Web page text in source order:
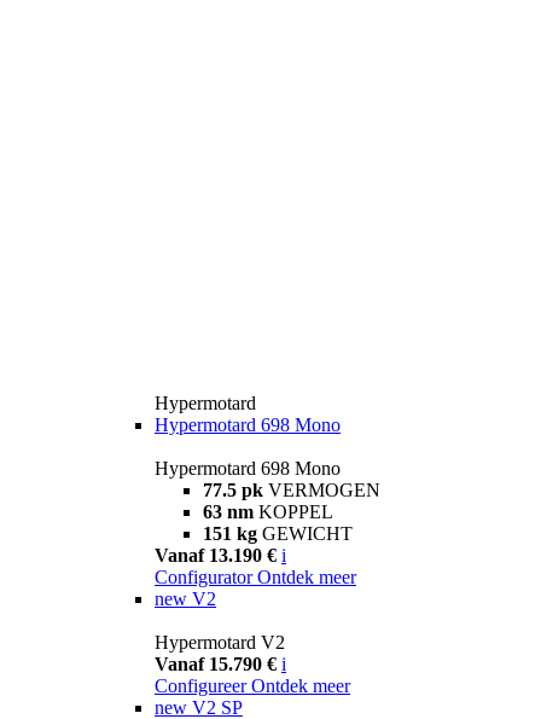
Hypermotard
Hypermotard 698 Mono
Hypermotard 698 Mono
77.5 pk VERMOGEN
63 nm KOPPEL
151 kg GEWICHT
Vanaf 13.190 € i
Configurator Ontdek meer
new V2
Hypermotard V2
Vanaf 15.790 € i
Configureer Ontdek meer
new V2 SP